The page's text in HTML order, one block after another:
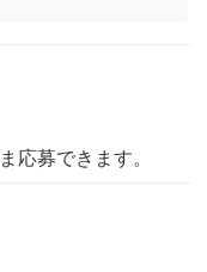
応募できます。